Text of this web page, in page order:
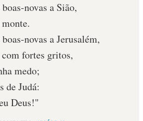
novas a Sião,
novas a Jerusalém,
com fortes gritos,
medo;
de Judá:
Deus!"